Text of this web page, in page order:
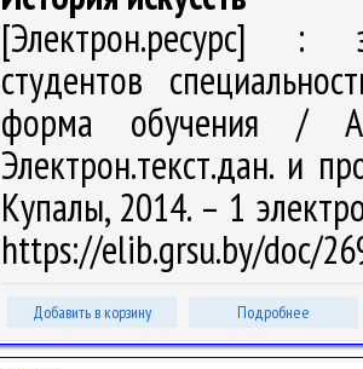
[Электрон.ресурс] :
студентов
форма обучения /
Электрон.текст.дан. и
Купалы, 2014. – 1
https://elib.grsu.by/doc/
Добавить в корзину Подробнее